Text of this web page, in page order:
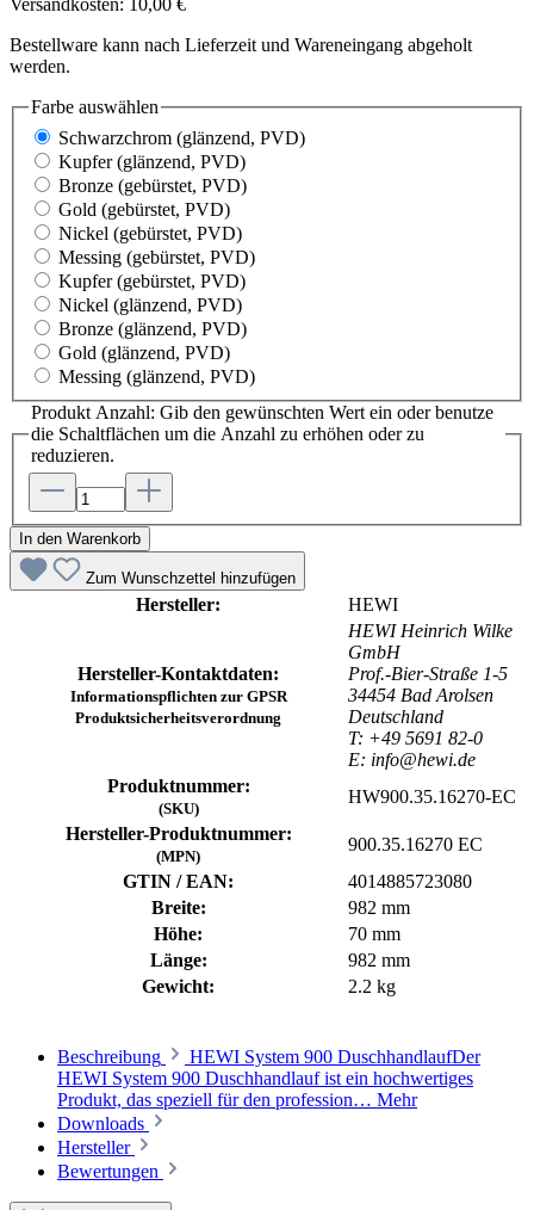
Versandkosten: 10,00 €
Bestellware kann nach Lieferzeit und Wareneingang abgeholt
werden.
Farbe auswählen
Schwarzchrom (glänzend, PVD)
Kupfer (glänzend, PVD)
Bronze (gebürstet, PVD)
Gold (gebürstet, PVD)
Nickel (gebürstet, PVD)
Messing (gebürstet, PVD)
Kupfer (gebürstet, PVD)
Nickel (glänzend, PVD)
Bronze (glänzend, PVD)
Gold (glänzend, PVD)
Messing (glänzend, PVD)
Produkt Anzahl: Gib den gewünschten Wert ein oder benutze
die Schaltflächen um die Anzahl zu erhöhen oder zu
reduzieren.
In den Warenkorb
Zum Wunschzettel hinzufügen
Hersteller: HEWI
Hersteller-Kontaktdaten:
Informationspflichten zur GPSR
Produktsicherheitsverordnung
HEWI Heinrich Wilke
GmbH
Prof.-Bier-Straße 1-5
34454 Bad Arolsen
Deutschland
T: +49 5691 82-0
E: info@hewi.de
Produktnummer:
(SKU)
HW900.35.16270-EC
Hersteller-Produktnummer:
(MPN)
900.35.16270 EC
GTIN / EAN:
4014885723080
Breite:
982 mm
Höhe:
70 mm
Länge:
982 mm
Gewicht:
2.2 kg
Beschreibung
HEWI System 900 DuschhandlaufDer
HEWI System 900 Duschhandlauf ist ein hochwertiges
Produkt, das speziell für den profession… Mehr
Downloads
Hersteller
Bewertungen